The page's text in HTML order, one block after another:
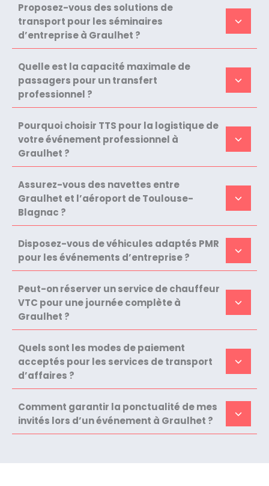
Proposez-vous des solutions de
transport pour les séminaires
d’entreprise à Graulhet ?
Quelle est la capacité maximale de
passagers pour un transfert
professionnel ?
Pourquoi choisir TTS pour la logistique de
votre événement professionnel à
Graulhet ?
Assurez-vous des navettes entre
Graulhet et l’aéroport de Toulouse-
Blagnac ?
Disposez-vous de véhicules adaptés PMR
pour les événements d’entreprise ?
Peut-on réserver un service de chauffeur
VTC pour une journée complète à
Graulhet ?
Quels sont les modes de paiement
acceptés pour les services de transport
d’affaires ?
Comment garantir la ponctualité de mes
invités lors d’un événement à Graulhet ?